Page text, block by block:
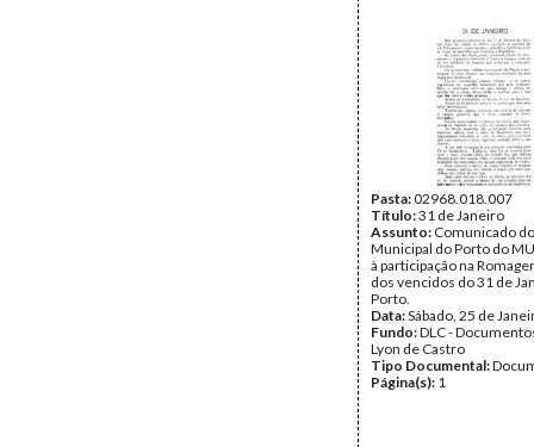
Pasta:02968.018.007
Título:31 de Janeiro
Assunto: Comunicado
Municipal do Porto do
à participação na
dos vencidos do 31 de
Porto.
Data:Sábado, 25 de
Fundo:DLC -
Lyon de Castro
Tipo Documental:
Página(s): 1